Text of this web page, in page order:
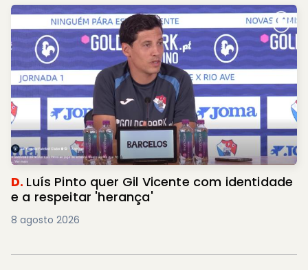
D. Luís Pinto quer Gil Vicente com identidade
e a respeitar 'herança'
8 agosto 2026